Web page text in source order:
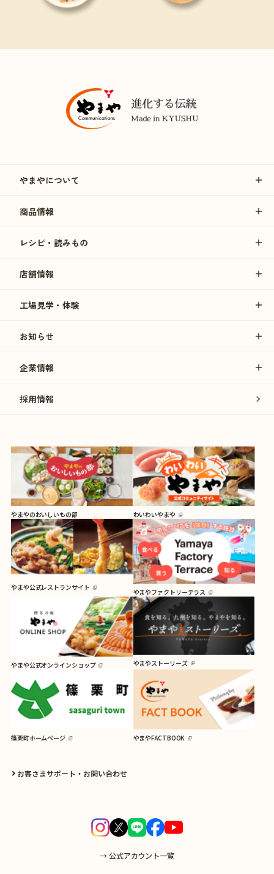
やまやについて
商品情報
レシピ・読みもの
店舗情報
工場見学・体験
お知らせ
企業情報
採用情報
お客さまサポート・お問い合わせ
→ 公式アカウント一覧
やまやのおいしいもの部 わいわいやまや
やまや公式レストランサイト
やまやファクトリーテラス
やまや公式オンラインショップ やまやストーリーズ
篠栗町ホームページ やまやFACTBOOK